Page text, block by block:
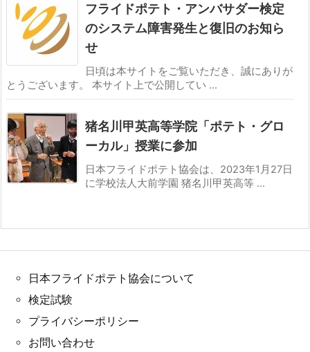
フライドポテト・アンバサダー検定
のシステム障害発生と復旧のお知ら
せ
日頃は本サイトをご覧いただき、誠にありが
とうございます。 本サイト上で公開してい ...
猪名川甲英高等学院「ポテト・グロ
ーカル」授業に参加
日本フライドポテト協会は、2023年1月27日
に学校法人大前学園 猪名川甲英高等 ...
日本フライドポテト協会について
検定試験
プライバシーポリシー
お問い合わせ